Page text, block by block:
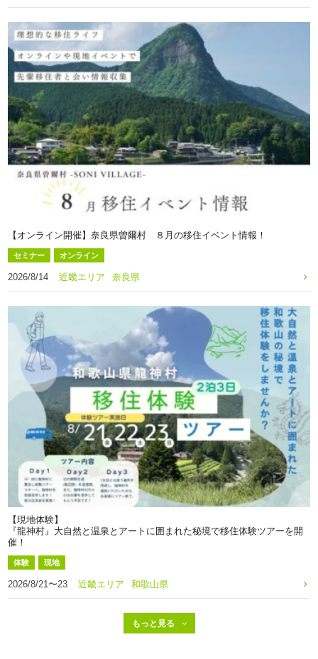
【オンライン開催】奈良県曽爾村 ８月の移住イベント情報！
セミナー オンライン
2026/8/14 近畿エリア 奈良県
【現地体験】
『龍神村』大自然と温泉とアートに囲まれた秘境で移住体験ツアーを開
催！
体験 現地
2026/8/21〜23 近畿エリア 和歌山県